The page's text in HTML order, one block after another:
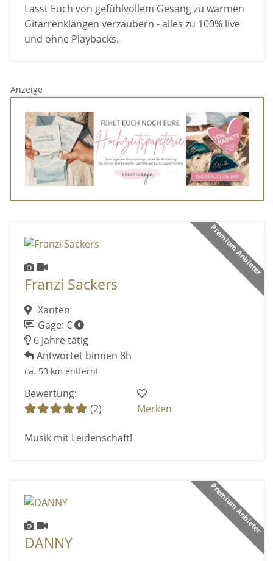
Lasst Euch von gefühlvollem Gesang zu warmen
Gitarrenklängen verzaubern - alles zu 100% live
und ohne Playbacks.
Anzeige
Premium Anbieter
Franzi Sackers
Xanten
Gage: €
6 Jahre tätig
Antwortet binnen 8h
ca. 53 km entfernt
Bewertung:
(2)
Merken
Musik mit Leidenschaft!
Premium Anbieter
DANNY